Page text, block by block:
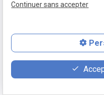
Mentions
légales
Politique
place
Plan d'accès
Continuer sans accepter